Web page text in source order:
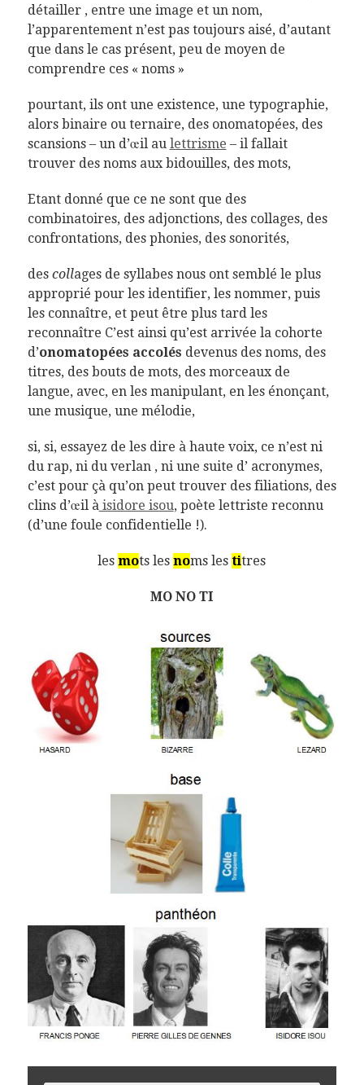
détailler , entre une image et un nom,
l’apparentement n’est pas toujours aisé, d’autant
que dans le cas présent, peu de moyen de
comprendre ces « noms »
pourtant, ils ont une existence, une typographie,
alors binaire ou ternaire, des onomatopées, des
scansions – un d’œil au lettrisme – il fallait
trouver des noms aux bidouilles, des mots,
Etant donné que ce ne sont que des
combinatoires, des adjonctions, des collages, des
confrontations, des phonies, des sonorités,
des collages de syllabes nous ont semblé le plus
approprié pour les identifier, les nommer, puis
les connaître, et peut être plus tard les
reconnaître C’est ainsi qu’est arrivée la cohorte
d’onomatopées accolés devenus des noms, des
titres, des bouts de mots, des morceaux de
langue, avec, en les manipulant, en les énonçant,
une musique, une mélodie,
si, si, essayez de les dire à haute voix, ce n’est ni
du rap, ni du verlan , ni une suite d’ acronymes,
c’est pour çà qu’on peut trouver des filiations, des
clins d’œil àisidore isou, poète lettriste reconnu
(d’une foule confidentielle !).
lesmots lesnoms lestitres
MO NO TI